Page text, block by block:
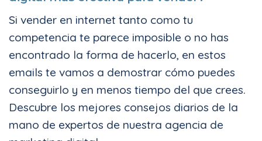
Si vender en internet tanto como tu
competencia te parece imposible o no has
encontrado la forma de hacerlo, en estos
emails te vamos a demostrar cómo puedes
conseguirlo y en menos tiempo del que crees.
Descubre los mejores consejos diarios de la
mano de expertos de nuestra agencia de